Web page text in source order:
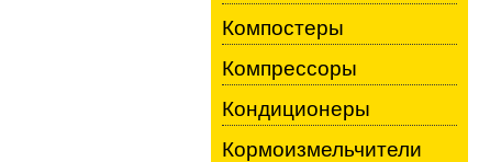
Компостеры
Компрессоры
Кондиционеры
Кормоизмельчители